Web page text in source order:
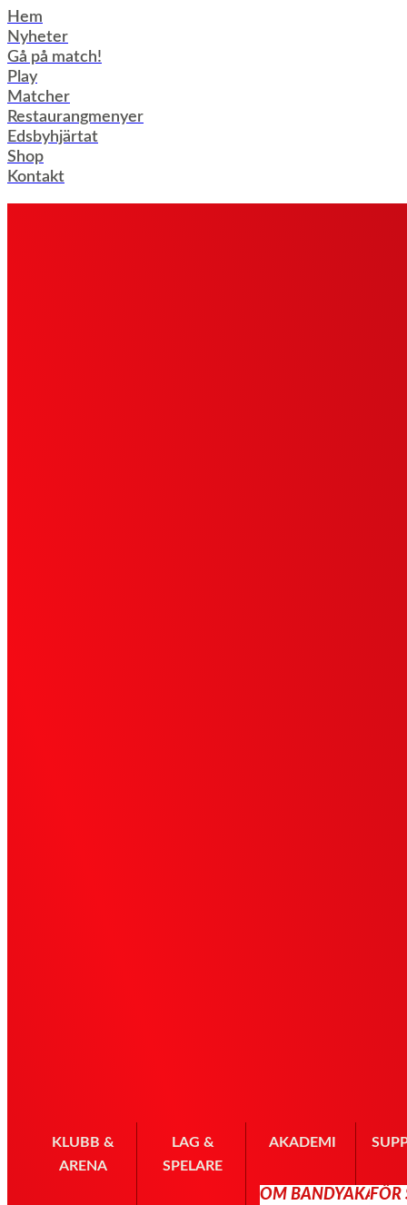
Hoppa
till
innehåll
Hem
Nyheter
Gå på match!
Play
Matcher
Restaurangmenyer
Edsbyhjärtat
Shop
Kontakt
KLUBB &
ARENA
LAG &
SPELARE
AKADEMI
OM FÖR